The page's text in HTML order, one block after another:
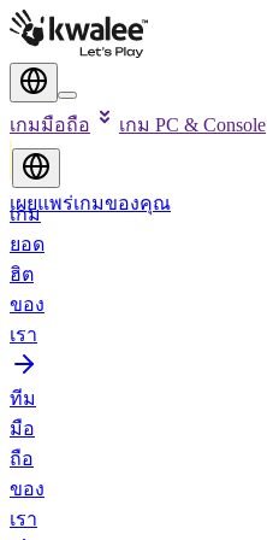
เกมมือถือ เกม PC & Console
เผยแพร่เกมของคุณ
เกม
ยอด
ฮิต
ของ
เรา
ทีม
มือ
ถือ
ของ
เรา